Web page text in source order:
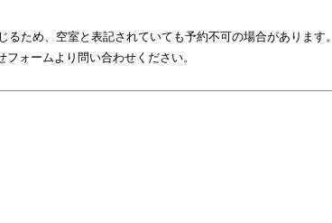
ため、空室と表記されていても予約不可の場合があります。
ォームより問い合わせください。